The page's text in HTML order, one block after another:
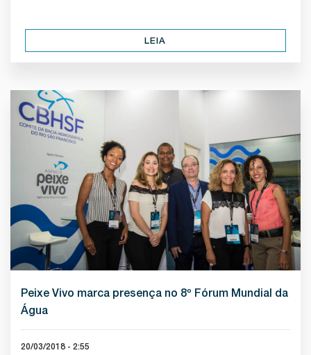
LEIA
Peixe Vivo marca presença no 8º Fórum Mundial da
Água
20/03/2018 - 2:55